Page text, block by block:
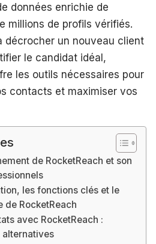
données enrichie de
millions de profils vérifiés.
décrocher un nouveau client
le candidat idéal,
les outils nécessaires pour
contacts et maximiser vos
de RocketReach et son
les fonctions clés et le
de RocketReach
avec RocketReach :
alternatives